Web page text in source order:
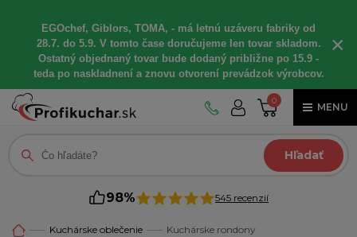
EGOchef, Giblors, TOMA, - má letnú uzáveru fabriky od
28.7. do 5.9. V tomto čase doručujeme len tovar skladom.
Ostatný objednaný tovar bude dodaný približne po 15.9 -
teda po naskladnení a znovu otvorení prevádzok výrobcov.
×
0
MENU
Hľadať
98% 545 recenzií
Kuchárske oblečenie Kuchárske rondony